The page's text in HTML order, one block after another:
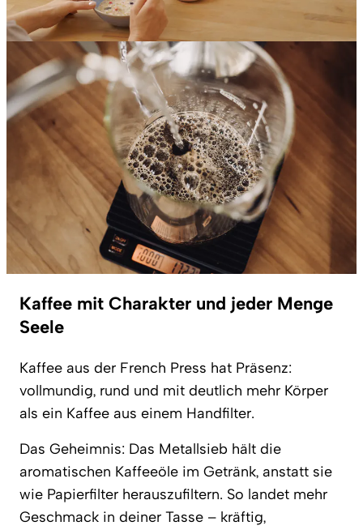
Kaffee mit Charakter und jeder Menge
Seele
Kaffee aus der French Press hat Präsenz:
vollmundig, rund und mit deutlich mehr Körper
als ein Kaffee aus einem Handfilter.
Das Geheimnis: Das Metallsieb hält die
aromatischen Kaffeeöle im Getränk, anstatt sie
wie Papierfilter herauszufiltern. So landet mehr
Geschmack in deiner Tasse – kräftig,